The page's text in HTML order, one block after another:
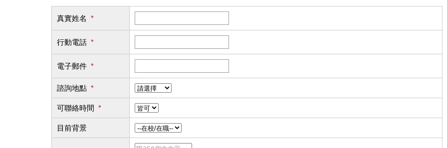
真實姓名 *
行動電話 *
電子郵件 *
諮詢地點 *
可聯絡時間 *
目前背景